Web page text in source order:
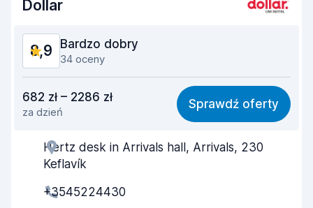
Dollar
8,9 Bardzo dobry
34 oceny
8,6
Łatwość znalezienia 8,6
Pomocność przedstawiciela
682 zł – 2286 zł
za dzień
Sprawdź oferty
Hertz desk in Arrivals hall, Arrivals, 230
Keflavík
+3545224430